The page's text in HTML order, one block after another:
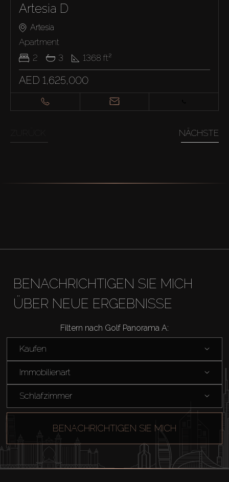
Artesia D
Artesia
Apartment
2
3 1368 ft²
AED 1,625,000
NÄCHSTE
BENACHRICHTIGEN SIE MICH
ÜBER NEUE ERGEBNISSE
Filtern nach Golf Panorama A:
Kaufen
Immobilienart
Schlafzimmer
BENACHRICHTIGEN SIE MICH